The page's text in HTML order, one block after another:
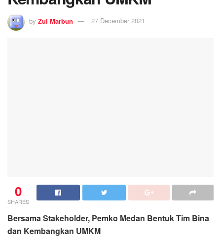
by Zul Marbun 27 December 2021
0
SHARES
Bersama Stakeholder, Pemko Medan Bentuk Tim Bina
dan Kembangkan UMKM